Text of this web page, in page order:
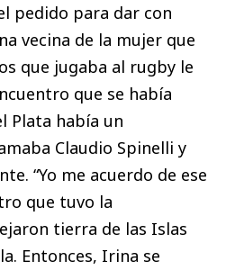
pedido para dar con
vecina de la mujer que
que jugaba al rugby le
que se había
Plata había un
Claudio Spinelli y
“Yo me acuerdo de ese
que tuvo la
tierra de las Islas
Entonces, Irina se